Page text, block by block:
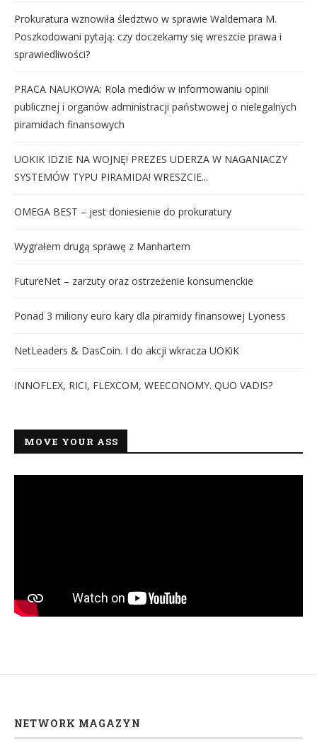
Prokuratura wznowiła śledztwo w sprawie Waldemara M.
Poszkodowani pytają: czy doczekamy się wreszcie prawa i
sprawiedliwości?
PRACA NAUKOWA: Rola mediów w informowaniu opinii
publicznej i organów administracji państwowej o nielegalnych
piramidach finansowych
UOKIK IDZIE NA WOJNĘ! PREZES UDERZA W NAGANIACZY
SYSTEMÓW TYPU PIRAMIDA! WRESZCIE...
OMEGA BEST – jest doniesienie do prokuratury
Wygrałem drugą sprawę z Manhartem
FutureNet – zarzuty oraz ostrzeżenie konsumenckie
Ponad 3 miliony euro kary dla piramidy finansowej Lyoness
NetLeaders & DasCoin. I do akcji wkracza UOKiK
INNOFLEX, RICI, FLEXCOM, WEECONOMY. QUO VADIS?
MOVE YOUR ASS
NETWORK MAGAZYN